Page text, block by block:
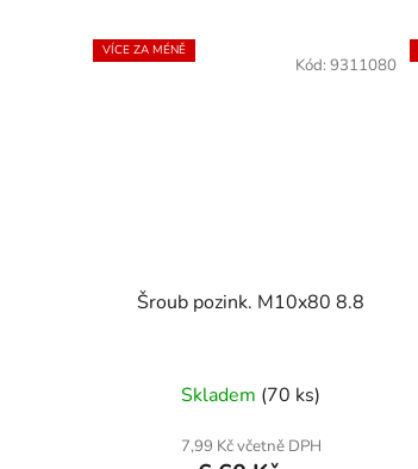
VÍCE ZA MÉNĚ
Šroub pozink. M10x80 8.8
Skladem (70 ks)
7,99 Kč včetně DPH
Kód: 9311080